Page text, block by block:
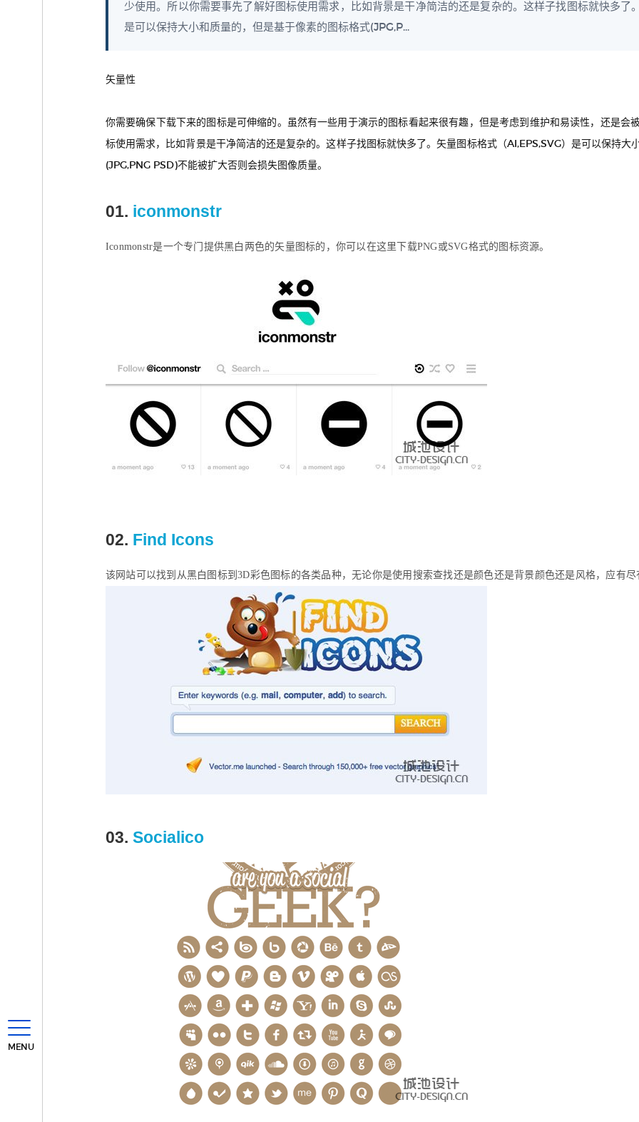
MENU
少使用。所以你需要事先了解好图标使用需求，比如背景是干净简洁的还是复杂的。这样子找图标就快多了
是可以保持大小和质量的，但是基于像素的图标格式(JPG,P...
矢量性
你需要确保下载下来的图标是可伸缩的。虽然有一些用于演示的图标看起来很有趣，但是考虑到维护和易读性，还是会
标使用需求，比如背景是干净简洁的还是复杂的。这样子找图标就快多了。矢量图标格式（AI,EPS,SVG）是可以保持大
(JPG,PNG PSD)不能被扩大否则会损失图像质量。
01. iconmonstr
Iconmonstr是一个专门提供黑白两色的矢量图标的，你可以在这里下载PNG或SVG格式的图标资源。
02. Find Icons
该网站可以找到从黑白图标到3D彩色图标的各类品种，无论你是使用搜索查找还是颜色还是背景颜色还是风格，应有尽
03. Socialico